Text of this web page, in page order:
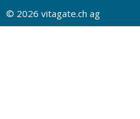
Kontakt
Werbung auf vitagate.ch
© 2026 vitagate.ch ag